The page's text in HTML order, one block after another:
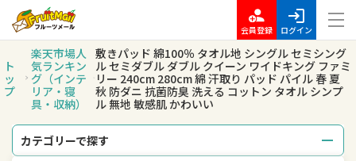
会員登録 ログイン
ト
ッ
プ
楽天市場人
気ランキン
グ（インテ
リア・寝
具・収納）
敷きパッド 綿100％ タオル地 シングル セミシング
ル セミダブル ダブル クイーン ワイドキング ファミ
リー 240cm 280cm 綿 汗取り パッド パイル 春 夏
秋 防ダニ 抗菌防臭 洗える コットン タオル シンプ
ル 無地 敏感肌 かわいい
カテゴリーで探す